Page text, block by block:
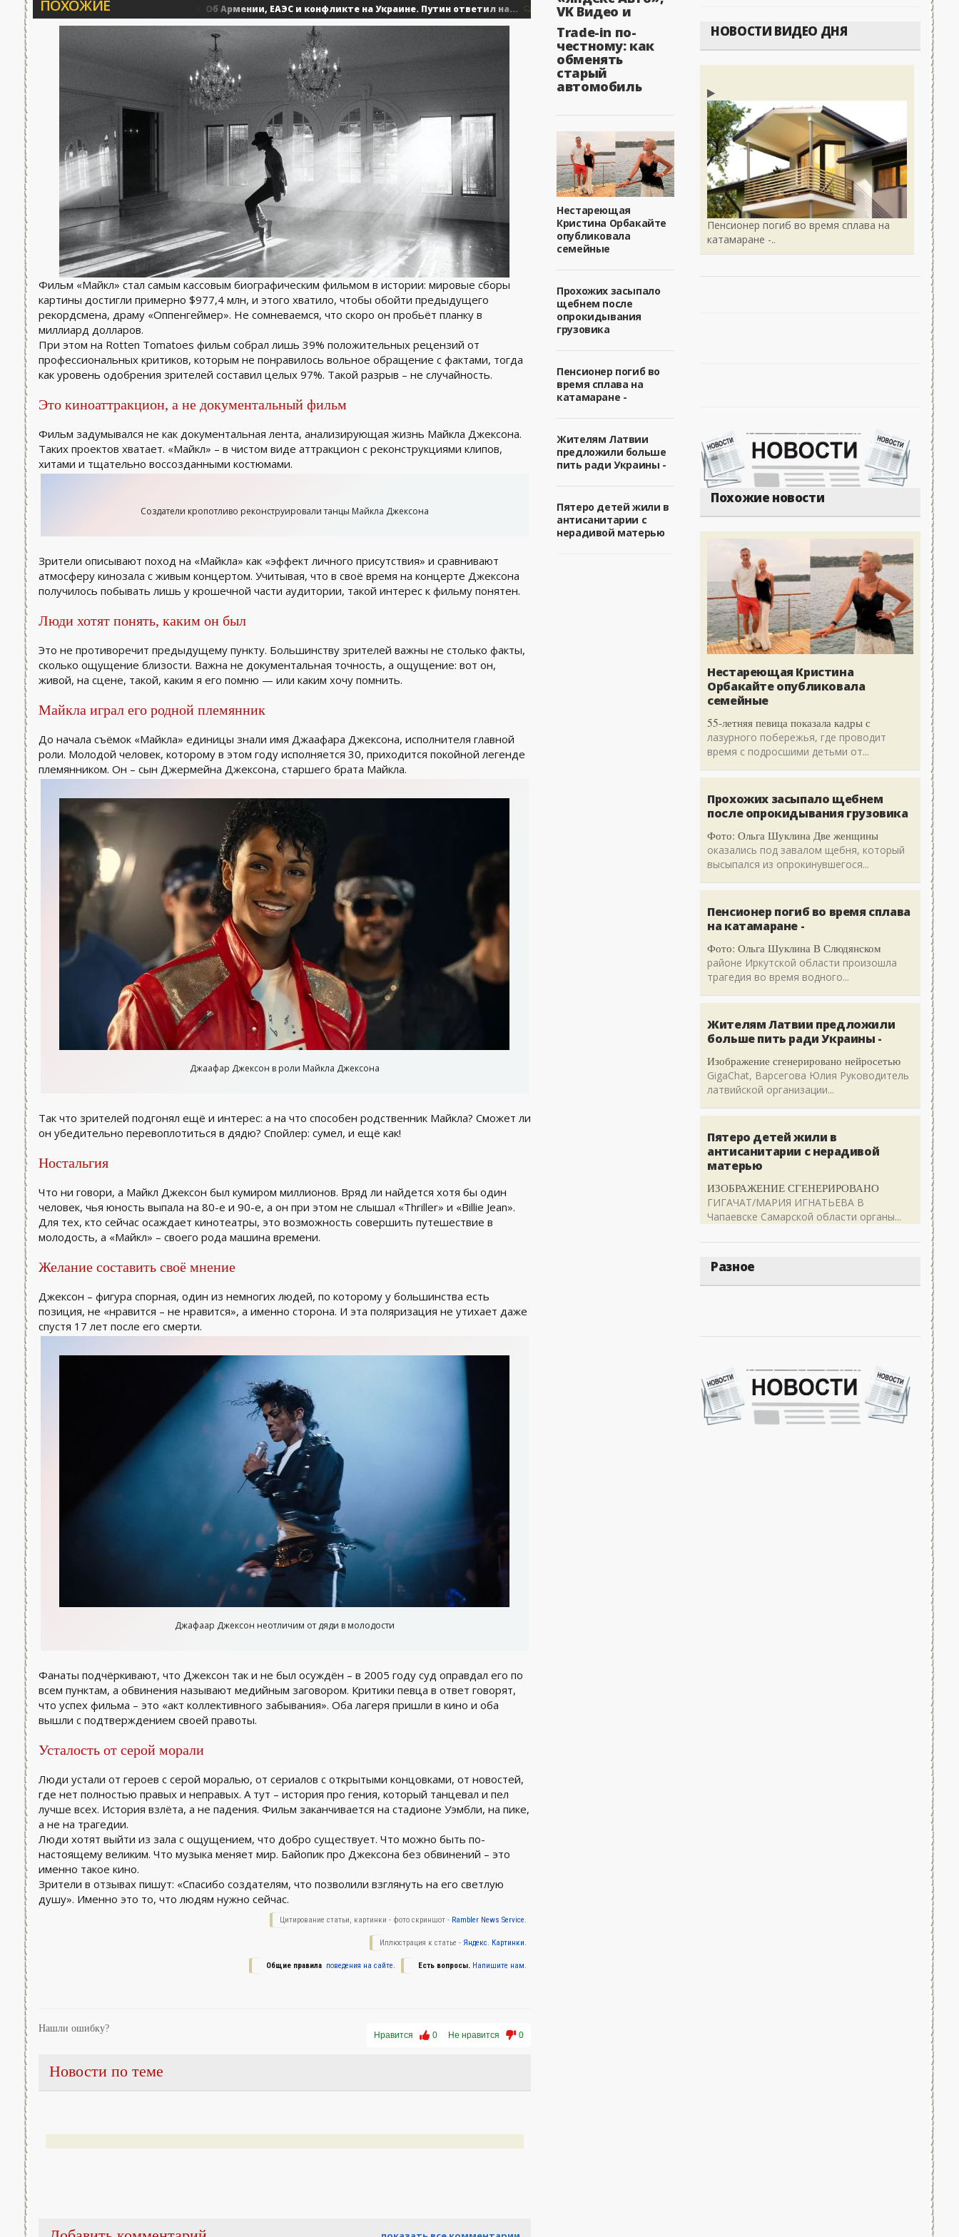
ПОХОЖИЕ
0 Военные действия Об Армении, ЕАЭС и конфликте на Украине. Путин ответил на... 0 Военные действия Вечерние баталии политологов у Соловьёва 14.05.2026 - «Новости»...
Фильм «Майкл» стал самым кассовым биографическим фильмом в истории: мировые сборы
картины достигли примерно $977,4 млн, и этого хватило, чтобы обойти предыдущего
рекордсмена, драму «Оппенгеймер». Не сомневаемся, что скоро он пробьёт планку в
миллиард долларов.
При этом на Rotten Tomatoes фильм собрал лишь 39% положительных рецензий от
профессиональных критиков, которым не понравилось вольное обращение с фактами, тогда
как уровень одобрения зрителей составил целых 97%. Такой разрыв – не случайность.
Это киноаттракцион, а не документальный фильм
Фильм задумывался не как документальная лента, анализирующая жизнь Майкла Джексона.
Таких проектов хватает. «Майкл» – в чистом виде аттракцион с реконструкциями клипов,
хитами и тщательно воссозданными костюмами.
Создатели кропотливо реконструировали танцы Майкла Джексона
Зрители описывают поход на «Майкла» как «эффект личного присутствия» и сравнивают
атмосферу кинозала с живым концертом. Учитывая, что в своё время на концерте Джексона
получилось побывать лишь у крошечной части аудитории, такой интерес к фильму понятен.
Люди хотят понять, каким он был
Это не противоречит предыдущему пункту. Большинству зрителей важны не столько факты,
сколько ощущение близости. Важна не документальная точность, а ощущение: вот он,
живой, на сцене, такой, каким я его помню — или каким хочу помнить.
Майкла играл его родной племянник
До начала съёмок «Майкла» единицы знали имя Джаафара Джексона, исполнителя главной
роли. Молодой человек, которому в этом году исполняется 30, приходится покойной легенде
племянником. Он – сын Джермейна Джексона, старшего брата Майкла.
Джаафар Джексон в роли Майкла Джексона
Так что зрителей подгонял ещё и интерес: а на что способен родственник Майкла? Сможет ли
он убедительно перевоплотиться в дядю? Спойлер: сумел, и ещё как!
Ностальгия
Что ни говори, а Майкл Джексон был кумиром миллионов. Вряд ли найдется хотя бы один
человек, чья юность выпала на 80-е и 90-е, а он при этом не слышал «Thriller» и «Billie Jean».
Для тех, кто сейчас осаждает кинотеатры, это возможность совершить путешествие в
молодость, а «Майкл» – своего рода машина времени.
Желание составить своё мнение
Джексон – фигура спорная, один из немногих людей, по которому у большинства есть
позиция, не «нравится – не нравится», а именно сторона. И эта поляризация не утихает даже
спустя 17 лет после его смерти.
Джафаар Джексон неотличим от дяди в молодости
Фанаты подчёркивают, что Джексон так и не был осуждён – в 2005 году суд оправдал его по
всем пунктам, а обвинения называют медийным заговором. Критики певца в ответ говорят,
что успех фильма – это «акт коллективного забывания». Оба лагеря пришли в кино и оба
вышли с подтверждением своей правоты.
Усталость от серой морали
Люди устали от героев с серой моралью, от сериалов с открытыми концовками, от новостей,
где нет полностью правых и неправых. А тут – история про гения, который танцевал и пел
лучше всех. История взлёта, а не падения. Фильм заканчивается на стадионе Уэмбли, на пике,
а не на трагедии.
Люди хотят выйти из зала с ощущением, что добро существует. Что можно быть по-
настоящему великим. Что музыка меняет мир. Байопик про Джексона без обвинений – это
именно такое кино.
Зрители в отзывах пишут: «Спасибо создателям, что позволили взглянуть на его светлую
душу». Именно это то, что людям нужно сейчас.
Цитирование статьи, картинки - фото скриншот - Rambler News Service.
Иллюстрация к статье - Яндекс. Картинки.
Есть вопросы. Напишите нам.
Общие правила поведения на сайте.
Нравится 0 Не нравится 0
Нашли ошибку?
Новости по теме
VK Видео и
Trade-in по-
честному: как
обменять
старый
автомобиль
Нестареющая
Кристина Орбакайте
опубликовала
семейные
Прохожих засыпало
щебнем после
опрокидывания
грузовика
Пенсионер погиб во
время сплава на
катамаране -
Жителям Латвии
предложили больше
пить ради Украины -
Пятеро детей жили в
антисанитарии с
нерадивой матерью
НОВОСТИ ВИДЕО ДНЯ
Пенсионер погиб во время сплава на
катамаране -..
Похожие новости
Нестареющая Кристина
Орбакайте опубликовала
семейные
55-летняя певица показала кадры с
лазурного побережья, где проводит
время с подросшими детьми от...
Прохожих засыпало щебнем
после опрокидывания грузовика
Фото: Ольга Шуклина Две женщины
оказались под завалом щебня, который
высыпался из опрокинувшегося...
Пенсионер погиб во время сплава
на катамаране -
Фото: Ольга Шуклина В Слюдянском
районе Иркутской области произошла
трагедия во время водного...
Жителям Латвии предложили
больше пить ради Украины -
Изображение сгенерировано нейросетью
GigaChat, Варсегова Юлия Руководитель
латвийской организации...
Пятеро детей жили в
антисанитарии с нерадивой
матерью
ИЗОБРАЖЕНИЕ СГЕНЕРИРОВАНО
ГИГАЧАТ/МАРИЯ ИГНАТЬЕВА В
Чапаевске Самарской области органы...
Разное